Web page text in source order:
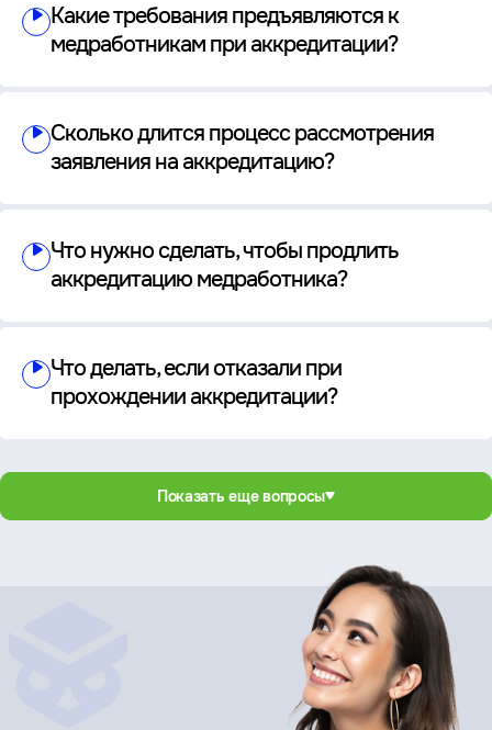
Какие требования предъявляются к
медработникам при аккредитации?
Сколько длится процесс рассмотрения
заявления на аккредитацию?
Что нужно сделать, чтобы продлить
аккредитацию медработника?
Что делать, если отказали при
прохождении аккредитации?
Показать еще вопросы